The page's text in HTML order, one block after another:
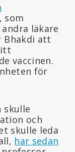
som
läkare
Bhakdi att
vaccinen.
för
skulle
och
skulle leda
har sedan